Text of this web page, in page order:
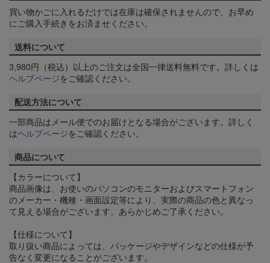
買い物かごに入れるだけでは在庫は確保されませんので、お早め
にご購入手続きをお済ませください。
送料について
3,980円（税込）以上のご注文は全国一律送料無料です。詳しくは
ヘルプページをご確認ください。
配送方法について
一部商品はメール便でのお届けとなる場合がございます。詳しく
はヘルプページをご確認ください。
商品について
【カラーについて】
商品画像は、お使いのパソコンのモニターおよびスマートフォン
のメーカー・機種・画面設定等により、実際の商品の色と異なっ
て見える場合がございます。あらかじめご了承ください。
【仕様について】
取り扱い商品によっては、パッケージやデザインなどの仕様が予
告なく変更になることがございます。